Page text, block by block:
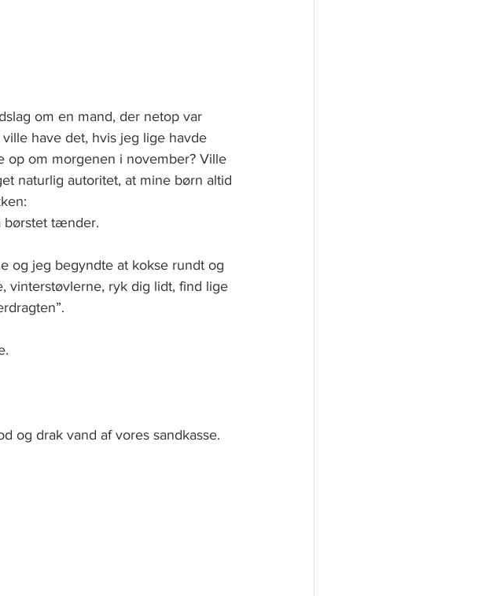
om en mand, der netop var
have det, hvis jeg lige havde
op om morgenen i november? Ville
naturlig autoritet, at mine børn altid
børstet tænder.
og jeg begyndte at kokse rundt og
vinterstøvlerne, ryk dig lidt, find lige
og drak vand af vores sandkasse.